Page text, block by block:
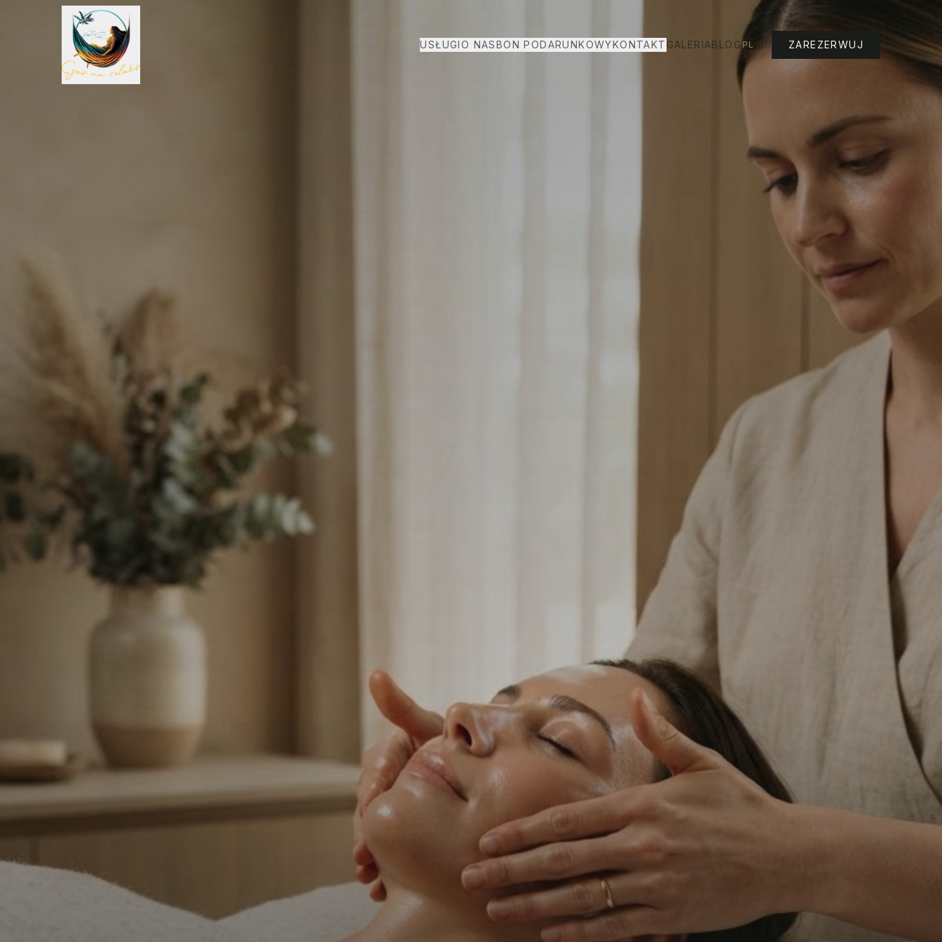
USŁUGIO NASBON PODARUNKOWYKONTAKT GALERIABLOGPL RU ZAREZERWUJ